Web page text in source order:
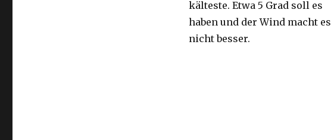
kälteste. Etwa 5 Grad soll es
haben und der Wind macht es
nicht besser.